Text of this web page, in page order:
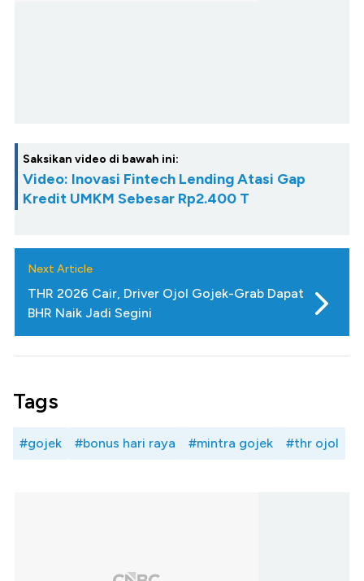
Saksikan video di bawah ini:
Video: Inovasi Fintech Lending Atasi Gap
Kredit UMKM Sebesar Rp2.400 T
Next Article
THR 2026 Cair, Driver Ojol Gojek-Grab Dapat
BHR Naik Jadi Segini
Tags
#gojek #bonus hari raya #mintra gojek #thr ojol